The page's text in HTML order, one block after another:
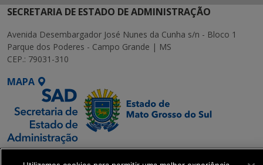
SECRETARIA DE ESTADO DE ADMINISTRAÇÃO
Avenida Desembargador José Nunes da Cunha s/n - Bloco 1
Parque dos Poderes - Campo Grande | MS
CEP.: 79031-310
MAPA